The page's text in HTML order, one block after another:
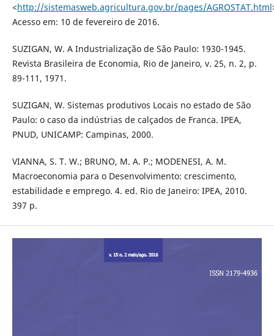
<http://sistemasweb.agricultura.gov.br/pages/AGROSTAT.html
Acesso em: 10 de fevereiro de 2016.
SUZIGAN, W. A Industrialização de São Paulo: 1930-1945.
Revista Brasileira de Economia, Rio de Janeiro, v. 25, n. 2, p.
89-111, 1971.
SUZIGAN, W. Sistemas produtivos Locais no estado de São
Paulo: o caso da indústrias de calçados de Franca. IPEA,
PNUD, UNICAMP: Campinas, 2000.
VIANNA, S. T. W.; BRUNO, M. A. P.; MODENESI, A. M.
Macroeconomia para o Desenvolvimento: crescimento,
estabilidade e emprego. 4. ed. Rio de Janeiro: IPEA, 2010.
397 p.